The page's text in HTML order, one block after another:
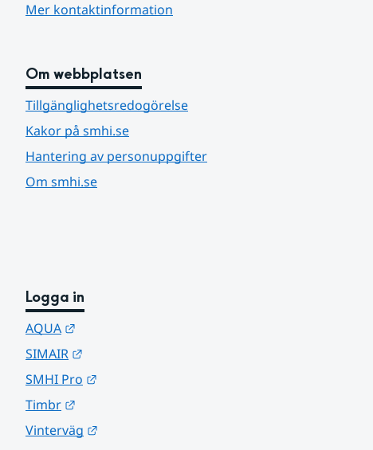
Mer kontaktinformation
Om webbplatsen
Tillgänglighetsredogörelse
Kakor på smhi.se
Hantering av personuppgifter
Om smhi.se
Logga in
AQUA
SIMAIR
SMHI Pro
Timbr
Vinterväg